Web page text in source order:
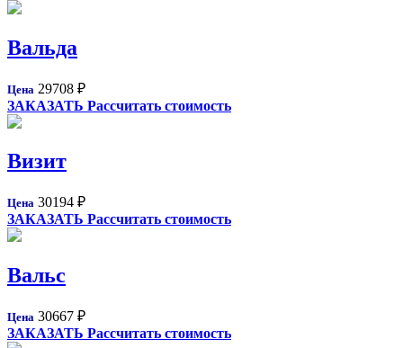
Вальда
Цена 29708 ₽
ЗАКАЗАТЬ Рассчитать стоимость
Визит
Цена 30194 ₽
ЗАКАЗАТЬ Рассчитать стоимость
Вальс
Цена 30667 ₽
ЗАКАЗАТЬ Рассчитать стоимость